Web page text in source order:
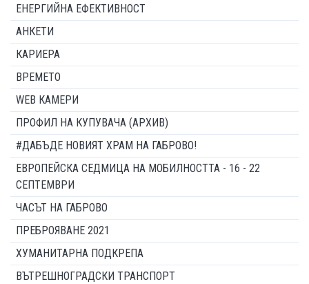
ЕНЕРГИЙНА ЕФЕКТИВНОСТ
АНКЕТИ
КАРИЕРА
ВРЕМЕТО
WEB КАМЕРИ
ПРОФИЛ НА КУПУВАЧА (АРХИВ)
#ДАБЪДЕ НОВИЯТ ХРАМ НА ГАБРОВО!
ЕВРОПЕЙСКА СЕДМИЦА НА МОБИЛНОСТТА - 16 - 22
СЕПТЕМВРИ
ЧАСЪТ НА ГАБРОВО
ПРЕБРОЯВАНЕ 2021
ХУМАНИТАРНА ПОДКРЕПА
ВЪТРЕШНОГРАДСКИ ТРАНСПОРТ